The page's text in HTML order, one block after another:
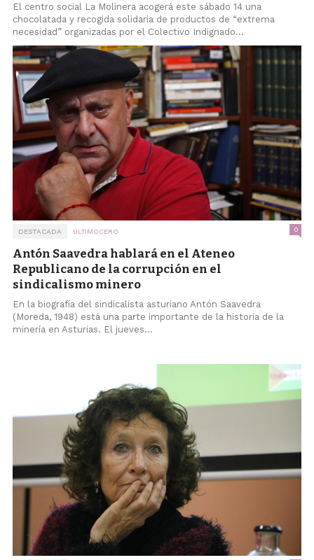
El centro social La Molinera acogerá este sábado 14 una
chocolatada y recogida solidaria de productos de “extrema
necesidad” organizadas por el Colectivo Indignado...
DESTACADA ÚLTIMOCERO 0
Antón Saavedra hablará en el Ateneo
Republicano de la corrupción en el
sindicalismo minero
En la biografía del sindicalista asturiano Antón Saavedra
(Moreda, 1948) está una parte importante de la historia de la
minería en Asturias. El jueves...